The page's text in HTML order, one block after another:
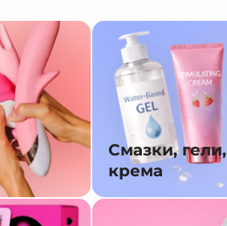
Смазки, гели,
крема